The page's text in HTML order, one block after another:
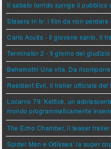
Il sabato torrido spinge il pubblico
Stasera in tv: i film da non
Carlo Acutis - Il giovane santo, il
Terminator 2 - Il giorno del
Behemoth! Una vita. Da
Resident Evil, il trailer ufficiale del
Locarno 79: Ketticè, un
mondo programmaticamente
The Echo Chamber, il teaser
Spider Man e Odissea: la super